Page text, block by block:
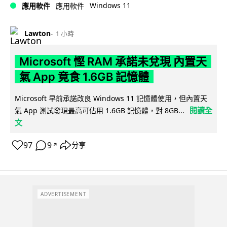
應用軟件 應用軟件 Windows 11
Lawton 1 小時
Microsoft 慳 RAM 承諾未兌現 內置天
氣 App 竟食 1.6GB 記憶體
Microsoft 早前承諾改良 Windows 11 記憶體使用，但內置天
氣 App 測試發現最高可佔用 1.6GB 記憶體，對 8GB...
閱讀全
文
97 9 ↗ 分享
ADVERTISEMENT